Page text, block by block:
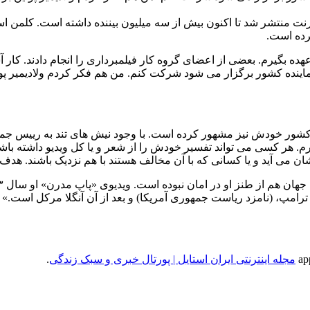
منتشر شد تا اکنون بیش از سه میلیون بیننده داشته است. کلمن
است.
بگیرم. بعضی از اعضای گروه کار فیلمبرداری را انجام دادند.
کشور برگزار می شود شرکت کنم. من هم فکر کردم ولادیمیر
خودش نیز مشهور کرده است. با وجود نیش های تند به رییس
کسی می تواند تفسیر خودش را از شعر و یا کل ویدیو داشته
می آید و یا کسانی که با آن مخالف هستند با هم نزدیک باشند.
(نامزد ریاست جمهوری آمریکا) و بعد از آن آنگلا مرکل است.»
مجله اینترنتی ایران استایل | پورتال خبری و سبک زندگی.